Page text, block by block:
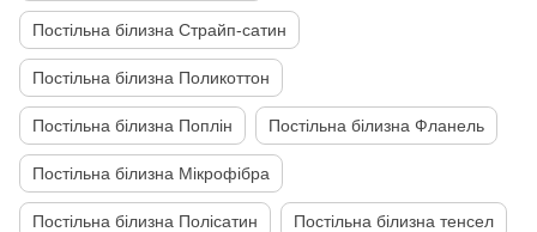
Постільна білизна Страйп-сатин
Постільна білизна Поликоттон
Постільна білизна Поплін Постільна білизна Фланель
Постільна білизна Мікрофібра
Постільна білизна Полісатин Постільна білизна тенсел